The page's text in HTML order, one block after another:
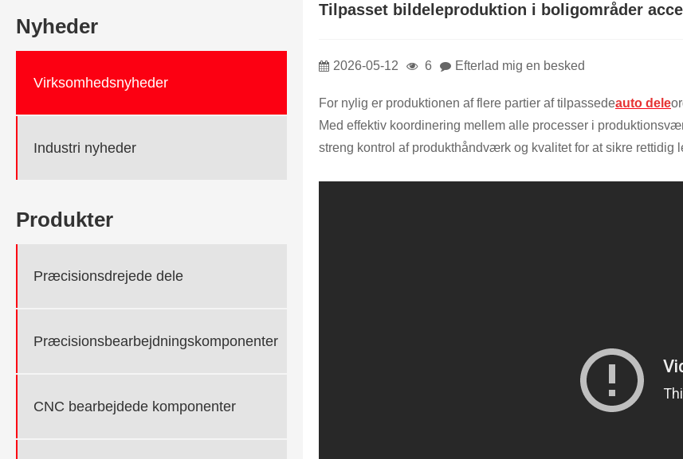
Nyheder
Virksomhedsnyheder
Industri nyheder
Produkter
Præcisionsdrejede dele
Præcisionsbearbejdningskomponenter
CNC bearbejdede komponenter
Tilpasset bildeleproduktion i boligområder
2026-05-12 6 Efterlad mig en besked
For nylig er produktionen af ​​flere partier af tilpassedeauto dele
Med effektiv koordinering mellem alle processer i
streng kontrol af produkthåndværk og kvalitet for at sikre